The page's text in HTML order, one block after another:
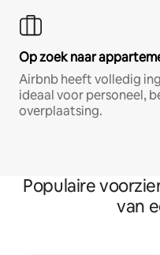
Op zoek naar
Airbnb heeft volledig
ideaal voor personeel,
overplaatsing.
Populaire
van